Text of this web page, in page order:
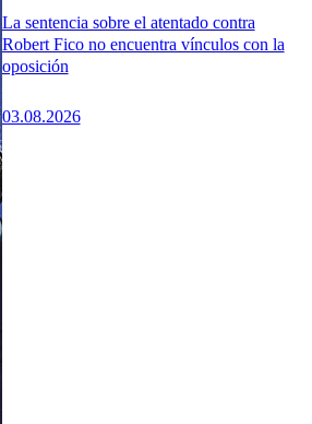
La sentencia sobre el atentado contra
Robert Fico no encuentra vínculos con la
oposición
03.08.2026